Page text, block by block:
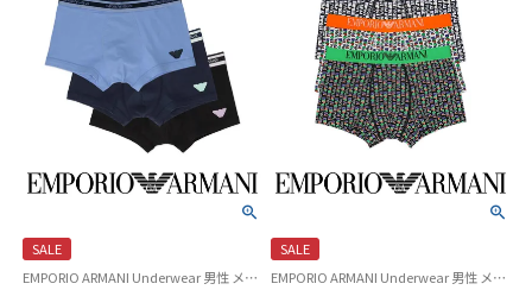
SALE
EMPORIO ARMANI Underwear 男性 メンズ 下着 パンツ ブランド 父の日ギフト 父の日プレゼント 2024
SALE
EMPORIO ARMANI Underwear 男性 メンズ 下着 パンツ ブランド 父の日ギフト 父の日プレゼント 2024